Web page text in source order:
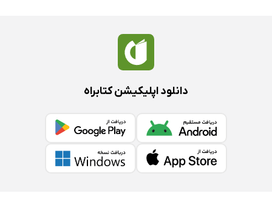
دانلود اپلیکیشن کتابراه